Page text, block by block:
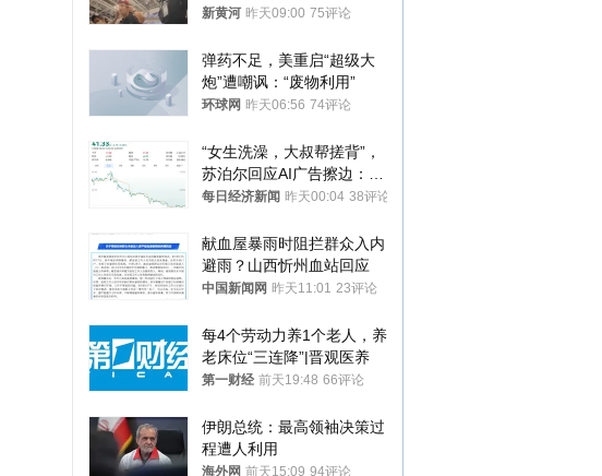
调查，对责任人采取最严厉
新黄河 昨天09:00 75评论
弹药不足，美重启“超级大
炮”遭嘲讽：“废物利用”
环球网 昨天06:56 74评论
“女生洗澡，大叔帮搓背”，
苏泊尔回应AI广告擦边：视
频全下架，已强化内容管理
每日经济新闻 昨天00:04 38评论
献血屋暴雨时阻拦群众入内
避雨？山西忻州血站回应
中国新闻网 昨天11:01 23评论
每4个劳动力养1个老人，养
老床位“三连降”|晋观医养
第一财经 前天19:48 66评论
伊朗总统：最高领袖决策过
程遭人利用
海外网 前天15:09 94评论